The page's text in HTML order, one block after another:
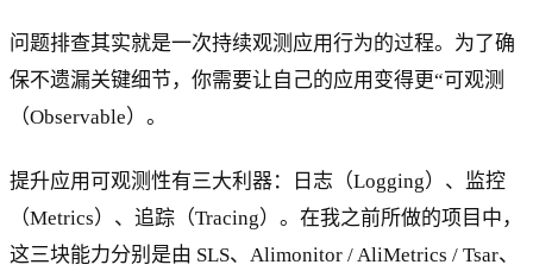
问题排查其实就是一次持续观测应用行为的过程。为了确
保不遗漏关键细节，你需要让自己的应用变得更“可观测
（Observable）。
提升应用可观测性有三大利器：日志（Logging）、监控
（Metrics）、追踪（Tracing）。在我之前所做的项目中，
这三块能力分别是由 SLS、Alimonitor / AliMetrics / Tsar、